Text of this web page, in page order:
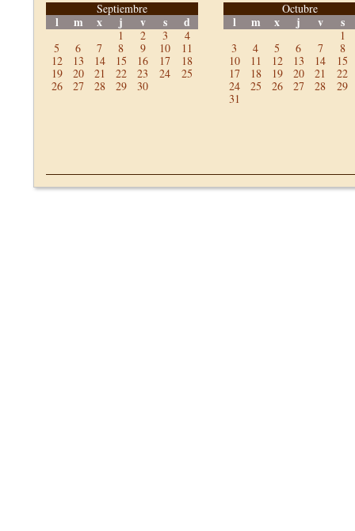
Septiembre
l m x j v s d
1 2 3
4
5
6 7 8 9 10
11
12
13 14 15 16 17
18
19
20 21 22 23 24
25
26
27 28 29 30
Octubre
l m x j v s
1
3
4 5 6 7
8
10
11 12 13 14
15
17
18 19 20 21
22
24
25 26 27 28
29
31